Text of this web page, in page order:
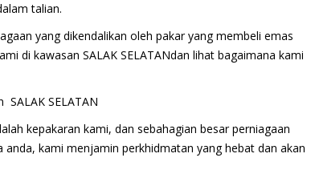
talian.
yang dikendalikan oleh pakar yang membeli emas
di kawasan SALAK SELATANdan lihat bagaimana kami
SALAK SELATAN
kepakaran kami, dan sebahagian besar perniagaan
kami menjamin perkhidmatan yang hebat dan akan